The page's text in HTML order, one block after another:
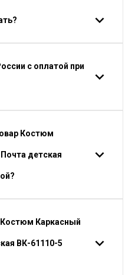
с оплатой при
Костюм
детская
Каркасный
ВК-61110-5